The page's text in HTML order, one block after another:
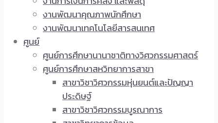
งานพัฒนาคุณภาพนักศึกษา
งานพัฒนาเทคโนโลยีสารสนเทศ
ศูนย์
ศูนย์การศึกษานานาชาติทางวิศวกรรมศาสตร์
ศูนย์การศึกษาสหวิทยาการสาขา
สาขาวิชาวิศวกรรมหุ่นยนต์และปัญญา
ประดิษฐ์
สาขาวิชาวิศวกรรมบูรณาการ